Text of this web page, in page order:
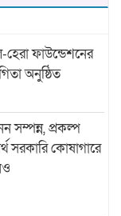
ফাউন্ডেশনের
অনুষ্ঠিত
সম্পন্ন, প্রকল্প
সরকারি কোষাগারে